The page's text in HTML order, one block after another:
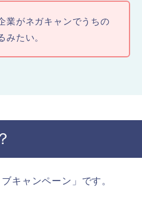
業がネガキャンでうちの
みたい。
キャンペーン」です。